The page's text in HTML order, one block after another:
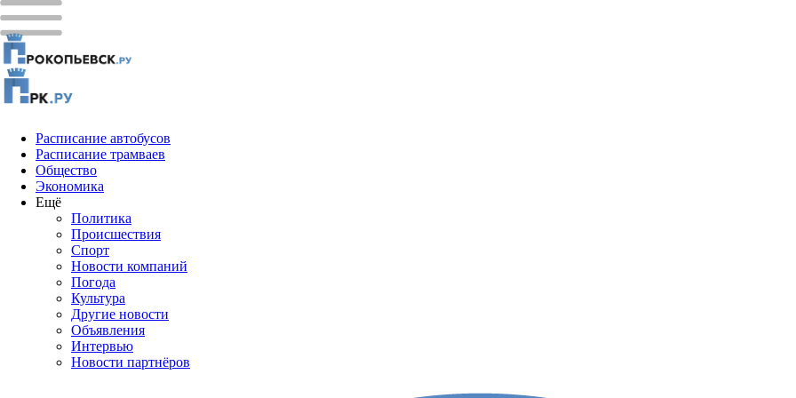
Расписание автобусов
Расписание трамваев
Общество
Экономика
Ещё
Политика
Проиcшествия
Спорт
Новости компаний
Погода
Культура
Другие новости
Объявления
Интервью
Новости партнёров